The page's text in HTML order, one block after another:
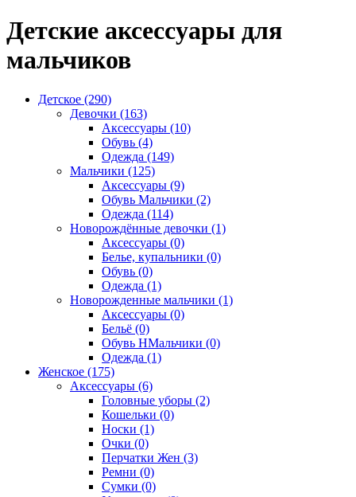
Детские аксессуары для
мальчиков
Детское (290)
Девочки (163)
Аксессуары (10)
Обувь (4)
Одежда (149)
Мальчики (125)
Аксессуары (9)
Обувь Мальчики (2)
Одежда (114)
Новорождённые девочки (1)
Аксессуары (0)
Белье, купальники (0)
Обувь (0)
Одежда (1)
Новорожденные мальчики (1)
Аксессуары (0)
Бельё (0)
Обувь НМальчики (0)
Одежда (1)
Женское (175)
Аксессуары (6)
Головные уборы (2)
Кошельки (0)
Носки (1)
Очки (0)
Перчатки Жен (3)
Ремни (0)
Сумки (0)